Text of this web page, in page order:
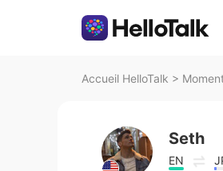
Accueil HelloTalk >
Seth
EN